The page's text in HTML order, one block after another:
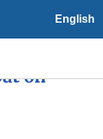
English
ra
ổn